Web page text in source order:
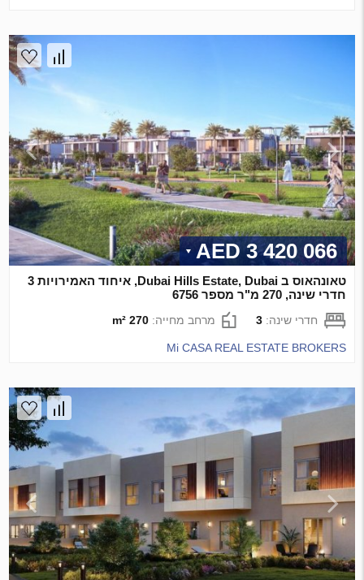
3 420 066 AED
טאונהאוס ב Dubai Hills Estate, Dubai, איחוד האמירויות 3
חדרי שינה, 270 מ"ר מספר 6756
חדרי שינה:3 מרחב מחייה:270 m²
Mi CASA REAL ESTATE BROKERS